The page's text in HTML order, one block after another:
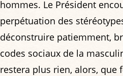
hommes. Le Président
perpétuation des
déconstruire patiemment,
codes sociaux de la
restera plus rien, alors, que